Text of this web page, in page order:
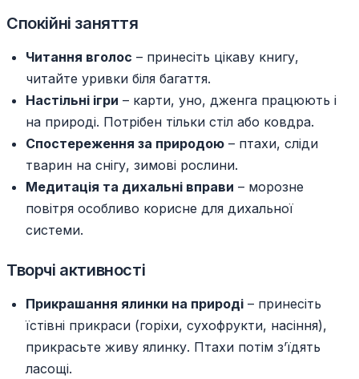
Спокійні заняття
Читання вголос – принесіть цікаву книгу,
читайте уривки біля багаття.
Настільні ігри – карти, уно, дженга працюють і
на природі. Потрібен тільки стіл або ковдра.
Спостереження за природою – птахи, сліди
тварин на снігу, зимові рослини.
Медитація та дихальні вправи – морозне
повітря особливо корисне для дихальної
системи.
Творчі активності
Прикрашання ялинки на природі – принесіть
їстівні прикраси (горіхи, сухофрукти, насіння),
прикрасьте живу ялинку. Птахи потім з’їдять
ласощі.